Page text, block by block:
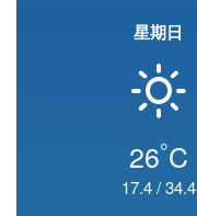
星期日
26°C
17.4/34.4